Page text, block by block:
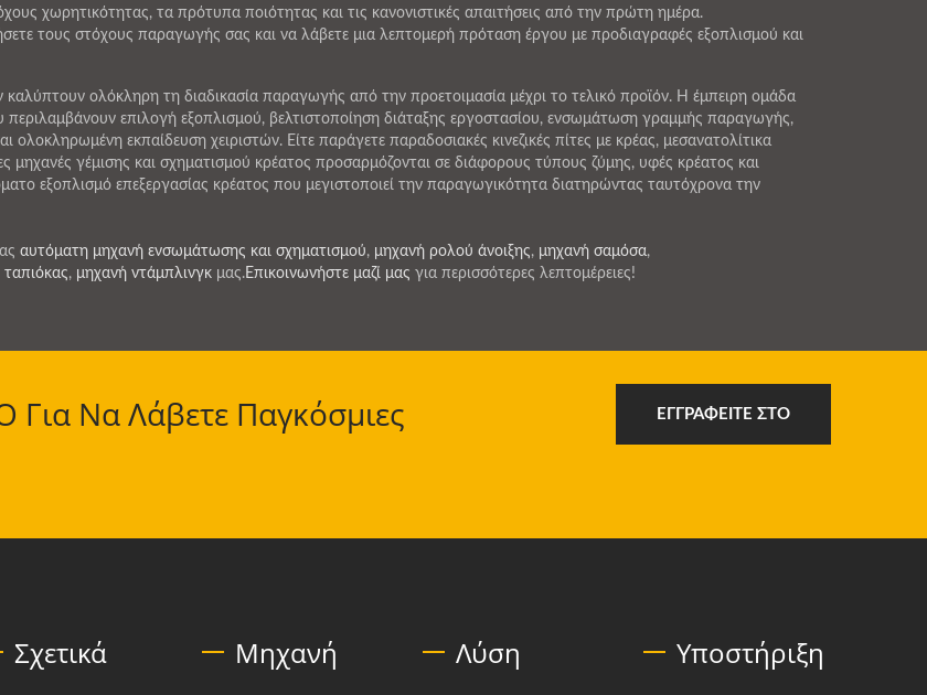
χωρητικότητας, τα πρότυπα ποιότητας και τις κανονιστικές απαιτήσεις από την πρώτη ημέρα.
τους στόχους παραγωγής σας και να λάβετε μια λεπτομερή πρόταση έργου με προδιαγραφές εξοπλισμού και
ολόκληρη τη διαδικασία παραγωγής από την προετοιμασία μέχρι το τελικό προϊόν. Η έμπειρη ομάδα
επιλογή εξοπλισμού, βελτιστοποίηση διάταξης εργοστασίου, ενσωμάτωση γραμμής παραγωγής,
εκπαίδευση χειριστών. Είτε παράγετε παραδοσιακές κινεζικές πίτες με κρέας, μεσανατολίτικα
μηχανές γέμισης και σχηματισμού κρέατος προσαρμόζονται σε διάφορους τύπους ζύμης, υφές κρέατος και
εξοπλισμό επεξεργασίας κρέατος που μεγιστοποιεί την παραγωγικότητα διατηρώντας ταυτόχρονα την
αυτόματη μηχανή ενσωμάτωσης και σχηματισμού, μηχανή ρολού άνοιξης, μηχανή σαμόσα,
, μηχανή ντάμπλινγκ μας.Επικοινωνήστε μαζί μας για περισσότερες λεπτομέρειες!
Για Να Λάβετε Παγκόσμιες
ΕΓΓΡΑΦΕΊΤΕ ΣΤΟ
Σχετικά Μηχανή Λύση Υποστήριξη